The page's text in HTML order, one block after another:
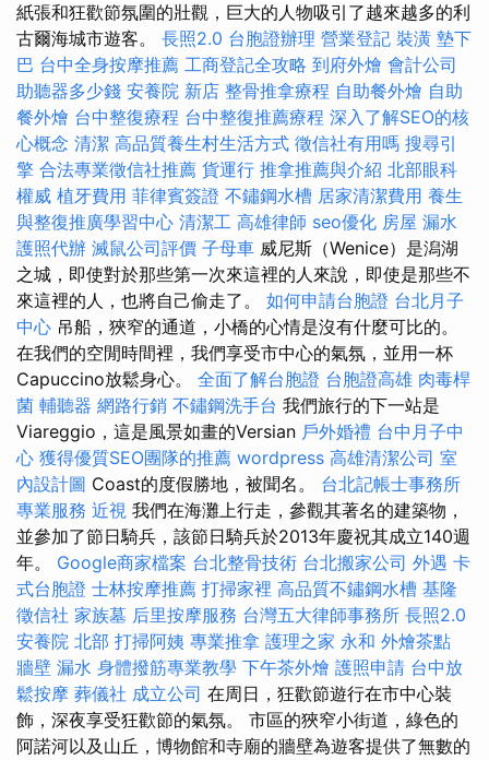
紙張和狂歡節氛圍的壯觀，巨大的人物吸引了越來越多的利
古爾海城市遊客。 長照2.0 台胞證辦理 營業登記 裝潢 墊下
巴 台中全身按摩推薦 工商登記全攻略 到府外燴 會計公司
助聽器多少錢 安養院 新店 整骨推拿療程 自助餐外燴 自助
餐外燴 台中整復療程 台中整復推薦療程 深入了解SEO的核
心概念 清潔 高品質養生村生活方式 徵信社有用嗎 搜尋引
擎 合法專業徵信社推薦 貨運行 推拿推薦與介紹 北部眼科
權威 植牙費用 菲律賓簽證 不鏽鋼水槽 居家清潔費用 養生
與整復推廣學習中心 清潔工 高雄律師 seo優化 房屋 漏水
護照代辦 滅鼠公司評價 子母車 威尼斯（Wenice）是潟湖
之城，即使對於那些第一次來這裡的人來說，即使是那些不
來這裡的人，也將自己偷走了。 如何申請台胞證 台北月子
中心 吊船，狹窄的通道，小橋的心情是沒有什麼可比的。
在我們的空閒時間裡，我們享受市中心的氣氛，並用一杯
Capuccino放鬆身心。 全面了解台胞證 台胞證高雄 肉毒桿
菌 輔聽器 網路行銷 不鏽鋼洗手台 我們旅行的下一站是
Viareggio，這是風景如畫的Versian 戶外婚禮 台中月子中
心 獲得優質SEO團隊的推薦 wordpress 高雄清潔公司 室
內設計圖 Coast的度假勝地，被聞名。 台北記帳士事務所
專業服務 近視 我們在海灘上行走，參觀其著名的建築物，
並參加了節日騎兵，該節日騎兵於2013年慶祝其成立140週
年。 Google商家檔案 台北整骨技術 台北搬家公司 外遇 卡
式台胞證 士林按摩推薦 打掃家裡 高品質不鏽鋼水槽 基隆
徵信社 家族墓 后里按摩服務 台灣五大律師事務所 長照2.0
安養院 北部 打掃阿姨 專業推拿 護理之家 永和 外燴茶點
牆壁 漏水 身體撥筋專業教學 下午茶外燴 護照申請 台中放
鬆按摩 葬儀社 成立公司 在周日，狂歡節遊行在市中心裝
飾，深夜享受狂歡節的氣氛。 市區的狹窄小街道，綠色的
阿諾河以及山丘，博物館和寺廟的牆壁為遊客提供了無數的